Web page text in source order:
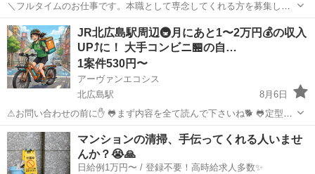
＼フルタイムのお仕事です。本職として専念してくれる方を募集しま
す。／ 倉庫内にて日用品のカート運搬作業スタッフ 取扱商品・・・家
具・家電 作業場所・・・倉庫内 年齢層 ・・・20～60くらいまでの
方が活躍中 勤...
北海道 北広島市 北広島駅 倉庫 スタッフ
JR北広島駅周辺🚇️月にあと1〜2万円💰の収入
UP⤴️に！ 大手コンビニ🏪の自…
1案件530円〜
アーヴァンエコシス
北広島駅
8月6日
⚠お問い合わせの前に✋ 🐸まず内容を全て読んで下さいね🐕 🐸定型文
の問い合わせには反応しません😪 ✨月にあと1万円〜2万円の収入💰を
増やしたい方の 副業にぴったり☺ ☺ポイント集めるより稼げます😁
❌コン...
北海道 北広島市 その他
マンションの清掃、手伝ってくれる人いませ
んか？😭🙏
日給例1万円〜 / 登録不要！高時給求人多数✨